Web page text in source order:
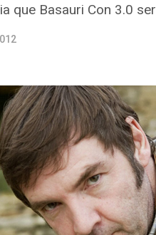
que Basauri Con 3.0